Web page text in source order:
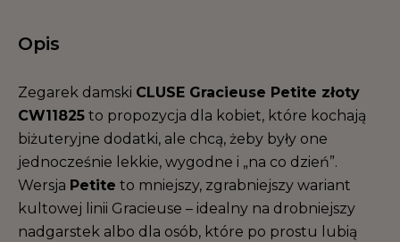
Opis
Zegarek damski CLUSE Gracieuse Petite złoty
CW11825 to propozycja dla kobiet, które kochają
biżuteryjne dodatki, ale chcą, żeby były one
jednocześnie lekkie, wygodne i „na co dzień”.
Wersja Petite to mniejszy, zgrabniejszy wariant
kultowej linii Gracieuse – idealny na drobniejszy
nadgarstek albo dla osób, które po prostu lubią